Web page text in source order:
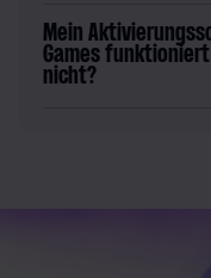
Mein
Games
nicht?